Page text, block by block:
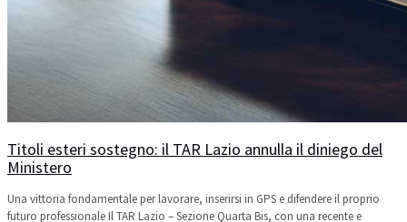
Titoli esteri sostegno: il TAR Lazio annulla il diniego del
Ministero
Una vittoria fondamentale per lavorare, inserirsi in GPS e difendere il proprio
futuro professionale Il TAR Lazio – Sezione Quarta Bis, con una recente e